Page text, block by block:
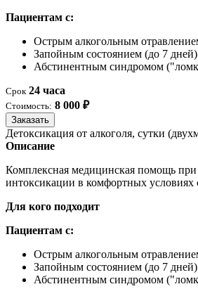
Пациентам с:
Острым алкогольным
Запойным состоянием (до 7 дней)
Абстинентным синдромом
Срок 24 часа
Стоимость: 8 000 ₽
Заказать
Детоксикация от алкоголя, сутки
Описание
Комплексная медицинская помощь при
интоксикации в комфортных условиях
Для кого подходит
Пациентам с:
Острым алкогольным
Запойным состоянием (до 7 дней)
Абстинентным синдромом